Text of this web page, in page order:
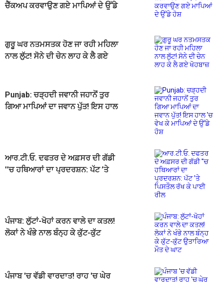
ਚੈੱਕਅਪ ਕਰਵਾਉਣ ਗਏ ਮਾਪਿਆਂ ਦੇ ਉੱਡੇ
ਗੁਰੂ ਘਰ ਨਤਮਸਤਕ ਹੋਣ ਜਾ ਰਹੀ ਮਹਿਲਾ
ਨਾਲ ਲੁੱਟ! ਸੋਨੇ ਦੀ ਚੇਨ ਲਾਹ ਕੇ ਲੈ ਗਏ
Punjab: ਚੜ੍ਹਦੀ ਜਵਾਨੀ ਜਹਾਨੋਂ ਤੁਰ
ਗਿਆ ਮਾਪਿਆਂ ਦਾ ਜਵਾਨ ਪੁੱਤ! ਇਸ ਹਾਲ
ਆਰ.ਟੀ.ਓ. ਦਫਤਰ ਦੇ ਅਫ਼ਸਰ ਦੀ ਗੱਡੀ
''ਚ ਹਥਿਆਰਾਂ ਦਾ ਪ੍ਰਦਰਸ਼ਨ: ਪੱਟ ’ਤੇ
ਪੰਜਾਬ: ਲੁੱਟਾਂ-ਖੋਹਾਂ ਕਰਨ ਵਾਲੇ ਦਾ ਕਤਲ!
ਲੋਕਾਂ ਨੇ ਖੰਭੇ ਨਾਲ ਬੰਨ੍ਹ ਕੇ ਕੁੱਟ-ਕੁੱਟ
ਪੰਜਾਬ 'ਚ ਵੱਡੀ ਵਾਰਦਾਤ! ਰਾਹ 'ਚ ਘੇਰ